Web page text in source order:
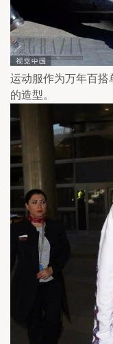
运动服作为万年百搭
的造型。